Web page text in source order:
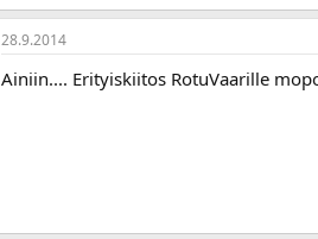
28.9.2014
Ainiin.... Erityiskiitos RotuVaarille